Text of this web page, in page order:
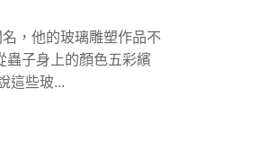
，他的玻璃雕塑作品不
蟲子身上的顏色五彩繽
這些玻...